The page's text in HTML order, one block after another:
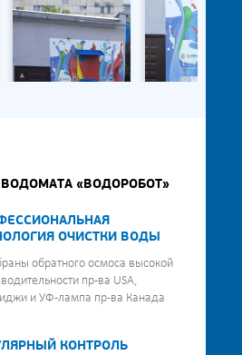
«ВОДОРОБОТ»
ОЧИСТКИ ВОДЫ
обратного осмоса высокой
пр-ва USA,
и УФ-лампа пр-ва Канада
КОНТРОЛЬ